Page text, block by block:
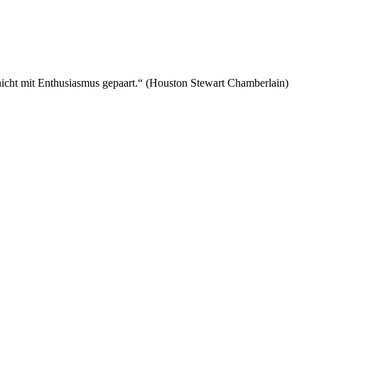
mit Enthusiasmus gepaart.“ (Houston Stewart Chamberlain)